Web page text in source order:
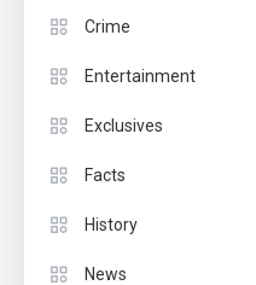
Crime
Entertainment
Exclusives
Facts
History
News